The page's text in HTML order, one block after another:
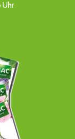
Uhr